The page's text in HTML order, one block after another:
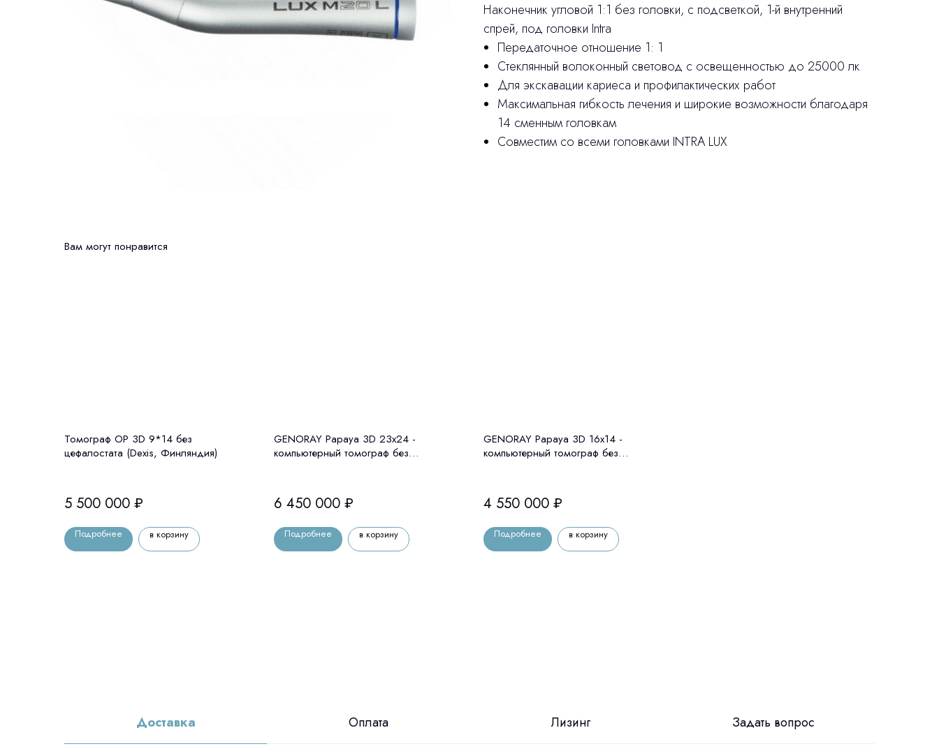
Наконечник угловой 1:1 без головки, с подсветкой, 1-й внутренний
спрей, под головки Intra
Передаточное отношение 1: 1
Стеклянный волоконный световод с освещенностью до 25000 лк
Для экскавации кариеса и профилактических работ
Максимальная гибкость лечения и широкие возможности благодаря
14 сменным головкам
Совместим со всеми головками INTRA LUX
Вам могут понравится
Томограф OP 3D 9*14 без
цефалостата (Dexis, Финляндия)
5 500 000 ₽
Подробнее в корзину
GENORAY Papaya 3D 23x24 -
компьютерный томограф без
6 450 000 ₽
Подробнее в корзину
GENORAY Papaya 3D 16x14 -
компьютерный томограф без
4 550 000 ₽
Подробнее в корзину
Доставка Оплата Лизинг Задать вопрос